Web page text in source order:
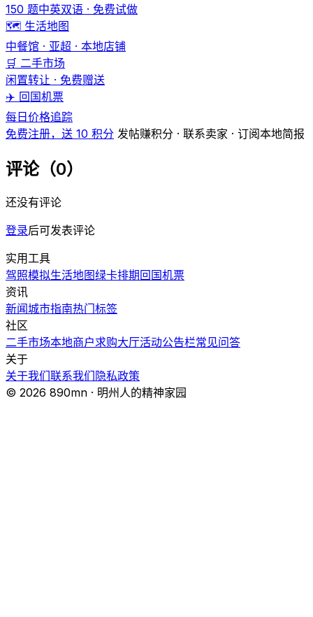
150 题中英双语 · 免费试做
🗺️ 生活地图
中餐馆 · 亚超 · 本地店铺
🛒 二手市场
闲置转让 · 免费赠送
✈️ 回国机票
每日价格追踪
免费注册，送 10 积分 发帖赚积分 · 联系卖家 · 订阅本地简报
评论（0）
还没有评论
登录后可发表评论
实用工具
驾照模拟生活地图绿卡排期 回国机票
资讯
新闻城市指南热门标签
社区
二手市场本地商户求购大厅活动公告栏常见问答
关于
关于我们联系我们 隐私政策
© 2026 890mn · 明州人的精神家园